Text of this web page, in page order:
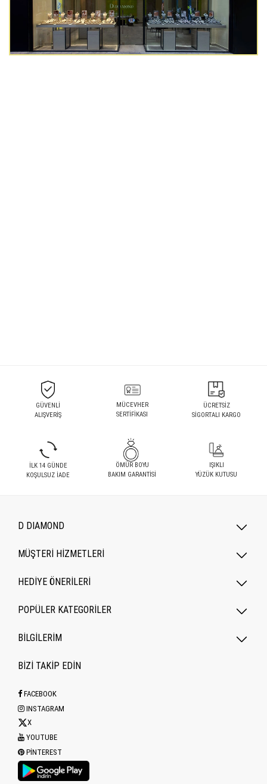
GÜVENLİ
ALIŞVERİŞ
MÜCEVHER
SERTİFİKASI
ÜCRETSİZ
SİGORTALI KARGO
İLK 14 GÜNDE
KOŞULSUZ İADE
ÖMÜR BOYU
BAKIM GARANTİSİ
IŞIKLI
YÜZÜK KUTUSU
D DIAMOND
MÜŞTERİ HİZMETLERİ
HEDİYE ÖNERİLERİ
POPÜLER KATEGORILER
BİLGİLERİM
BİZİ TAKİP EDİN
FACEBOOK
INSTAGRAM
X
YOUTUBE
PINTEREST